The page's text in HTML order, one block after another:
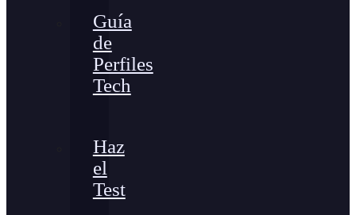
Guía
de
Perfiles
Tech
Haz
el
Test